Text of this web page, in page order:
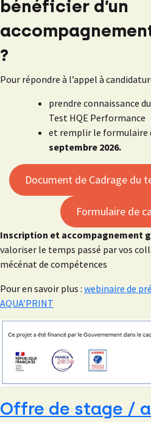
bénéficier d’un
?
Pour répondre à l’appel à
prendre connaissance
Test HQE Performance
et remplir le formulaire
septembre 2026.
Document de Cadrage du
Formulaire de
Inscription et accompagnement
valoriser le temps passé par vos
mécénat de compétences
Pour en savoir plus : webinaire de
AQUA’PRINT
Offre de stage /